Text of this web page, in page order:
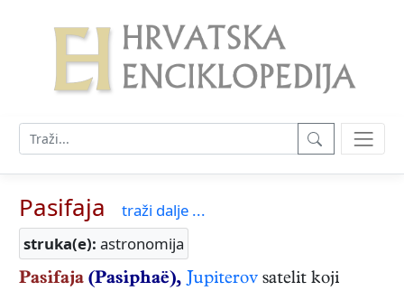
Pasifaja
traži dalje ...
struka(e): astronomija
Pasifaja (Pasiphaë), Jupiterov satelit koji